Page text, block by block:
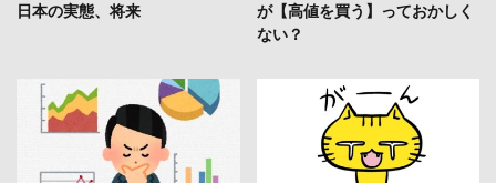
日本の実態、将来
が【高値を買う】っておかしく
ない？